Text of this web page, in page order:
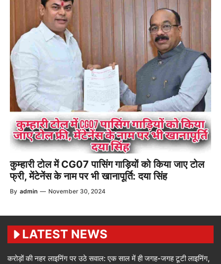
कुम्हारी टोल में CG07 पासिंग गाड़ियों को किया जाए टोल
फ्री, मेंटेनेंस के नाम पर भी खानापूर्ति: दया सिंह
By admin — November 30, 2024
LATEST NEWS
करोड़ों की नहर लाइनिंग पर उठे सवाल: एक साल में ही जगह-जगह टूटी लाइनिंग,